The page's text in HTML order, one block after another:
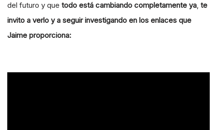
del futuro y que todo está cambiando completamente ya, te
invito a verlo y a seguir investigando en los enlaces que
Jaime proporciona: